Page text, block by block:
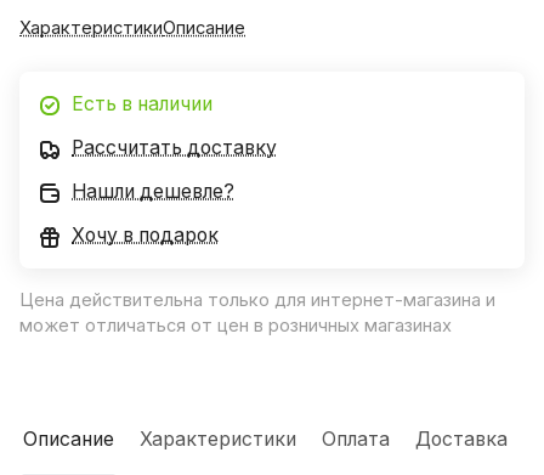
ХарактеристикиОписание
Есть в наличии
Рассчитать доставку
Нашли дешевле?
Хочу в подарок
Цена действительна только для интернет-магазина и
может отличаться от цен в розничных магазинах
Описание Характеристики Оплата Доставка